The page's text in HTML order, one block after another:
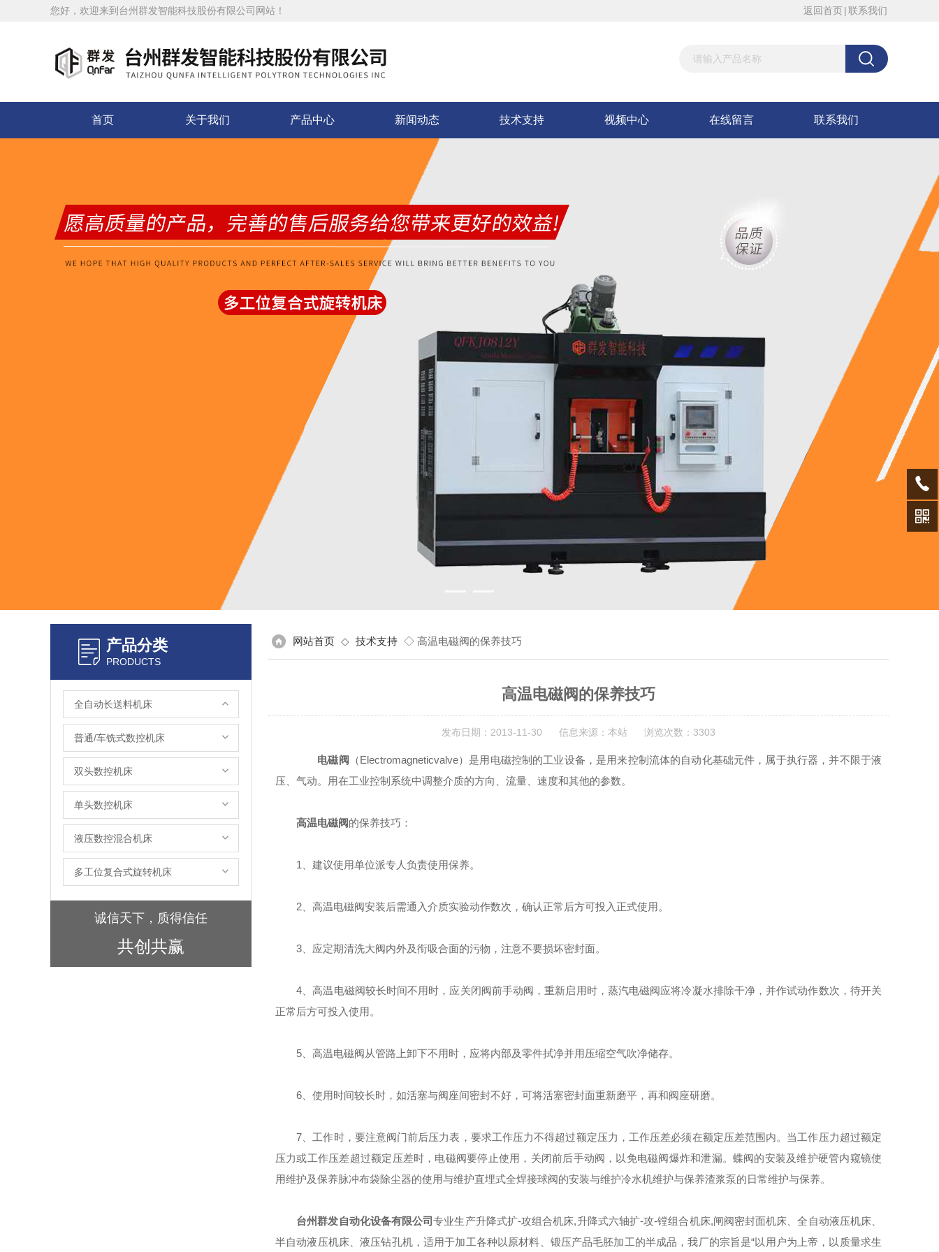
您好，欢迎来到台州群发智能科技股份有限公司网站！ 返回首页|联系我们
首页 关于我们 产品中心 新闻动态 技术支持 视频中心 在线留言 联系我们
产品分类
PRODUCTS
全自动长送料机床
普通/车铣式数控机床
双头数控机床
单头数控机床
液压数控混合机床
多工位复合式旋转机床
诚信天下，质得信任
共创共赢
网站首页 ◇ 技术支持 ◇ 高温电磁阀的保养技巧
高温电磁阀的保养技巧
发布日期：2013-11-30 信息来源：本站 浏览次数：3303
电磁阀 （Electromagneticvalve）是用电磁控制的工业设备，是用来控制流体的自动化基础元件，属于执行器，并不限于液
压、气动。用在工业控制系统中调整介质的方向、流量、速度和其他的参数。
高温电磁阀的保养技巧：
1、建议使用单位派专人负责使用保养。
2、高温电磁阀安装后需通入介质实验动作数次，确认正常后方可投入正式使用。
3、应定期清洗大阀内外及衔吸合面的污物，注意不要损坏密封面。
4、高温电磁阀较长时间不用时，应关闭阀前手动阀，重新启用时，蒸汽电磁阀应将冷凝水排除干净，并作试动作数次，待开关
正常后方可投入使用。
5、高温电磁阀从管路上卸下不用时，应将内部及零件拭净并用压缩空气吹净储存。
6、使用时间较长时，如活塞与阀座间密封不好，可将活塞密封面重新磨平，再和阀座研磨。
7、工作时，要注意阀门前后压力表，要求工作压力不得超过额定压力，工作压差必须在额定压差范围内。当工作压力超过额定
压力或工作压差超过额定压差时，电磁阀要停止使用，关闭前后手动阀，以免电磁阀爆炸和泄漏。蝶阀的安装及维护硬管内窥镜使
用维护及保养脉冲布袋除尘器的使用与维护直埋式全焊接球阀的安装与维护冷水机维护与保养渣浆泵的日常维护与保养。
台州群发自动化设备有限公司专业生产升降式扩-攻组合机床,升降式六轴扩-攻-镗组合机床,闸阀密封面机床、全自动液压机床、
半自动液压机床、液压钻孔机，适用于加工各种以原材料、锻压产品毛胚加工的半成品，我厂的宗旨是“以用户为上帝，以质量求生